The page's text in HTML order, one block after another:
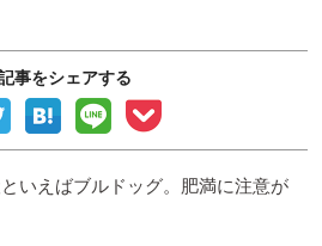
事をシェアする
いえばブルドッグ。肥満に注意が